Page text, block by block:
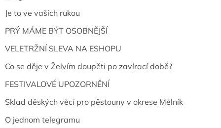
Je to ve vašich rukou
PRÝ MÁME BÝT OSOBNĚJŠÍ
VELETRŽNÍ SLEVA NA ESHOPU
Co se děje v Želvím doupěti po zavírací době?
FESTIVALOVÉ UPOZORNĚNÍ
Sklad děských věcí pro pěstouny v okrese Mělník
O jednom telegramu